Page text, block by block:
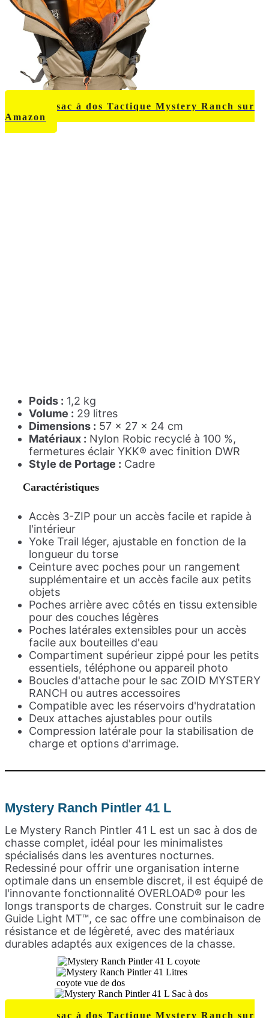
Voir ce sac à dos Tactique Mystery Ranch sur
Amazon
Poids : 1,2 kg
Volume : 29 litres
Dimensions : 57 x 27 x 24 cm
Matériaux : Nylon Robic recyclé à 100 %,
fermetures éclair YKK® avec finition DWR
Style de Portage : Cadre
Caractéristiques
Accès 3-ZIP pour un accès facile et rapide à
l'intérieur
Yoke Trail léger, ajustable en fonction de la
longueur du torse
Ceinture avec poches pour un rangement
supplémentaire et un accès facile aux petits
objets
Poches arrière avec côtés en tissu extensible
pour des couches légères
Poches latérales extensibles pour un accès
facile aux bouteilles d'eau
Compartiment supérieur zippé pour les petits
essentiels, téléphone ou appareil photo
Boucles d'attache pour le sac ZOID MYSTERY
RANCH ou autres accessoires
Compatible avec les réservoirs d'hydratation
Deux attaches ajustables pour outils
Compression latérale pour la stabilisation de
charge et options d'arrimage.
Mystery Ranch Pintler 41 L
Le Mystery Ranch Pintler 41 L est un sac à dos de
chasse complet, idéal pour les minimalistes
spécialisés dans les aventures nocturnes.
Redessiné pour offrir une organisation interne
optimale dans un ensemble discret, il est équipé de
l'innovante fonctionnalité OVERLOAD® pour les
longs transports de charges. Construit sur le cadre
Guide Light MT™, ce sac offre une combinaison de
résistance et de légèreté, avec des matériaux
durables adaptés aux exigences de la chasse.
Voir ce sac à dos Tactique Mystery Ranch sur